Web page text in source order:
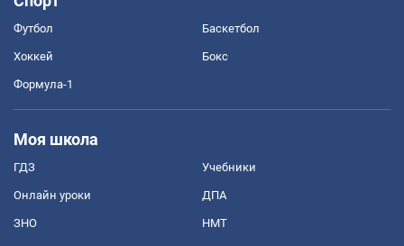
Футбол Баскетбол
Хоккей Бокс
Формула-1
Моя школа
ГДЗ Учебники
Онлайн уроки ДПА
ЗНО НМТ